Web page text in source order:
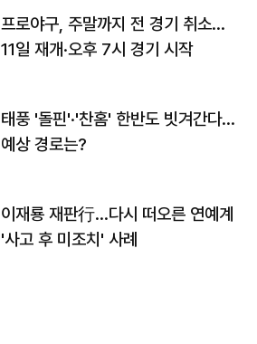
프로야구, 주말까지 전 경기 취소…
11일 재개·오후 7시 경기 시작
태풍 '돌핀'·'찬홈' 한반도 빗겨간다…
예상 경로는?
이재룡 재판行…다시 떠오른 연예계
'사고 후 미조치' 사례